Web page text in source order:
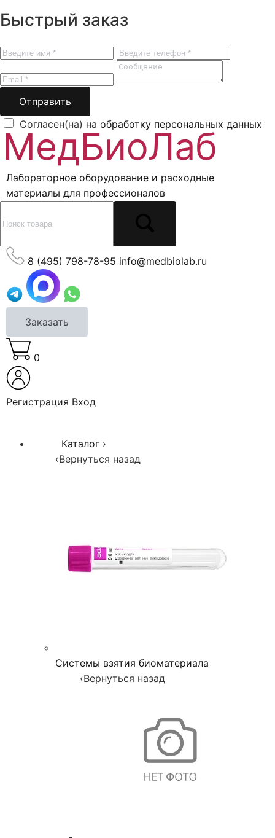
Быстрый заказ
Отправить
Согласен(на) на обработку персональных данных
Лабораторное оборудование и расходные
материалы для профессионалов
8 (495) 798-78-95 info@medbiolab.ru
Заказать
0
Регистрация Вход
Каталог ›
‹Вернуться назад
Системы взятия биоматериала
‹Вернуться назад